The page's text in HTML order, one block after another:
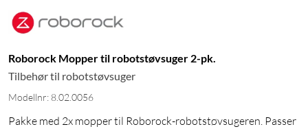
Roborock Mopper til robotstøvsuger 2-pk.
Tilbehør til robotstøvsuger
Modellnr: 8.02.0056
Pakke med 2x mopper til Roborock-robotstøvsugeren. Passer